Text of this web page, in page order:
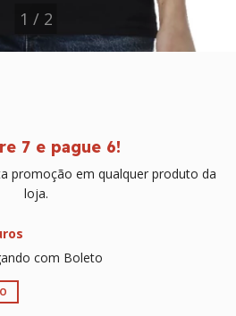
1 / 2
7 e pague 6!
promoção em qualquer produto da
loja.
com Boleto